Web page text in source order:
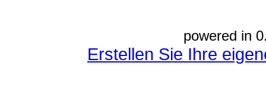
powered in
Erstellen Sie Ihre